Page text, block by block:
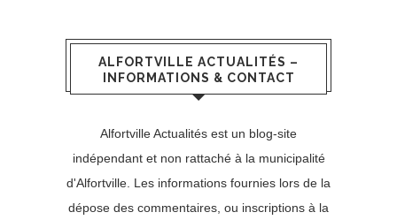
ALFORTVILLE ACTUALITÉS –
INFORMATIONS & CONTACT
Alfortville Actualités est un blog-site
indépendant et non rattaché à la municipalité
d'Alfortville. Les informations fournies lors de la
dépose des commentaires, ou inscriptions à la